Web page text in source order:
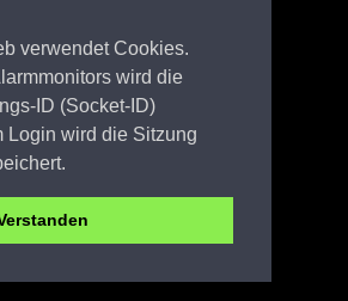
verwendet Cookies.
wird die
ID (Socket-ID)
Login wird die Sitzung
Missen